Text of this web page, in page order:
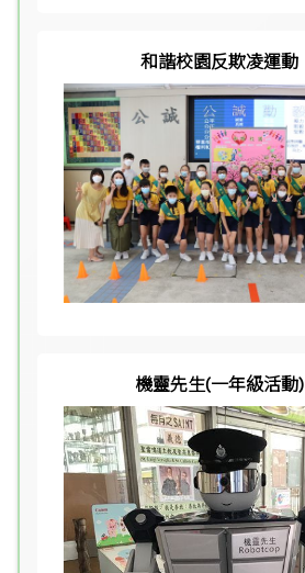
和諧校園反欺凌運動
機靈先生(一年級活動)